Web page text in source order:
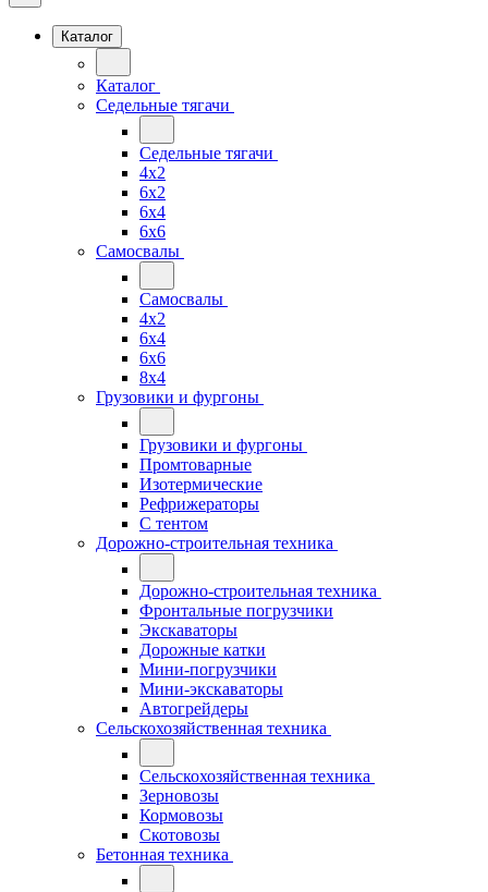
Каталог
Каталог
Седельные тягачи
Седельные тягачи
4x2
6x2
6x4
6x6
Самосвалы
Самосвалы
4x2
6x4
6x6
8x4
Грузовики и фургоны
Грузовики и фургоны
Промтоварные
Изотермические
Рефрижераторы
С тентом
Дорожно-строительная техника
Дорожно-строительная техника
Фронтальные погрузчики
Экскаваторы
Дорожные катки
Мини-погрузчики
Мини-экскаваторы
Автогрейдеры
Сельскохозяйственная техника
Сельскохозяйственная техника
Зерновозы
Кормовозы
Скотовозы
Бетонная техника